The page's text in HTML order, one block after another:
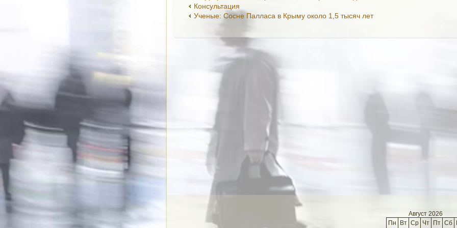
Консультация
Ученые: Сосне Палласа в Крыму около 1,5 тысяч лет
Август 2026
Пн
Вт Ср Чт Пт Сб